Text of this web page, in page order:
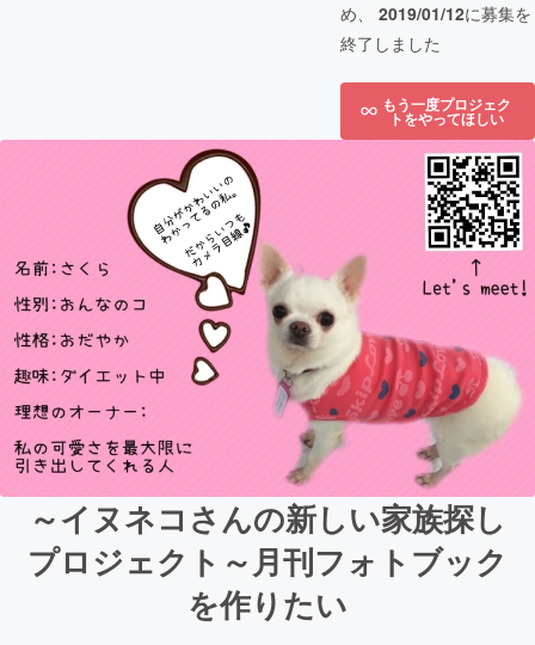
め、 2019/01/12に募集を
終了しました
もう一度プロジェク
トをやってほしい
～イヌネコさんの新しい家族探し
プロジェクト～月刊フォトブック
を作りたい